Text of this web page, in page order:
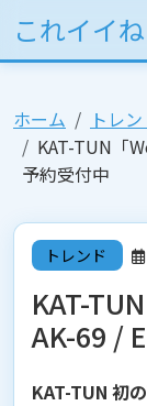
これイイね
ホーム
トレン
KAT-TUN「
予約受付中
トレンド
KAT-
AK-69 /
KAT-TUN 初